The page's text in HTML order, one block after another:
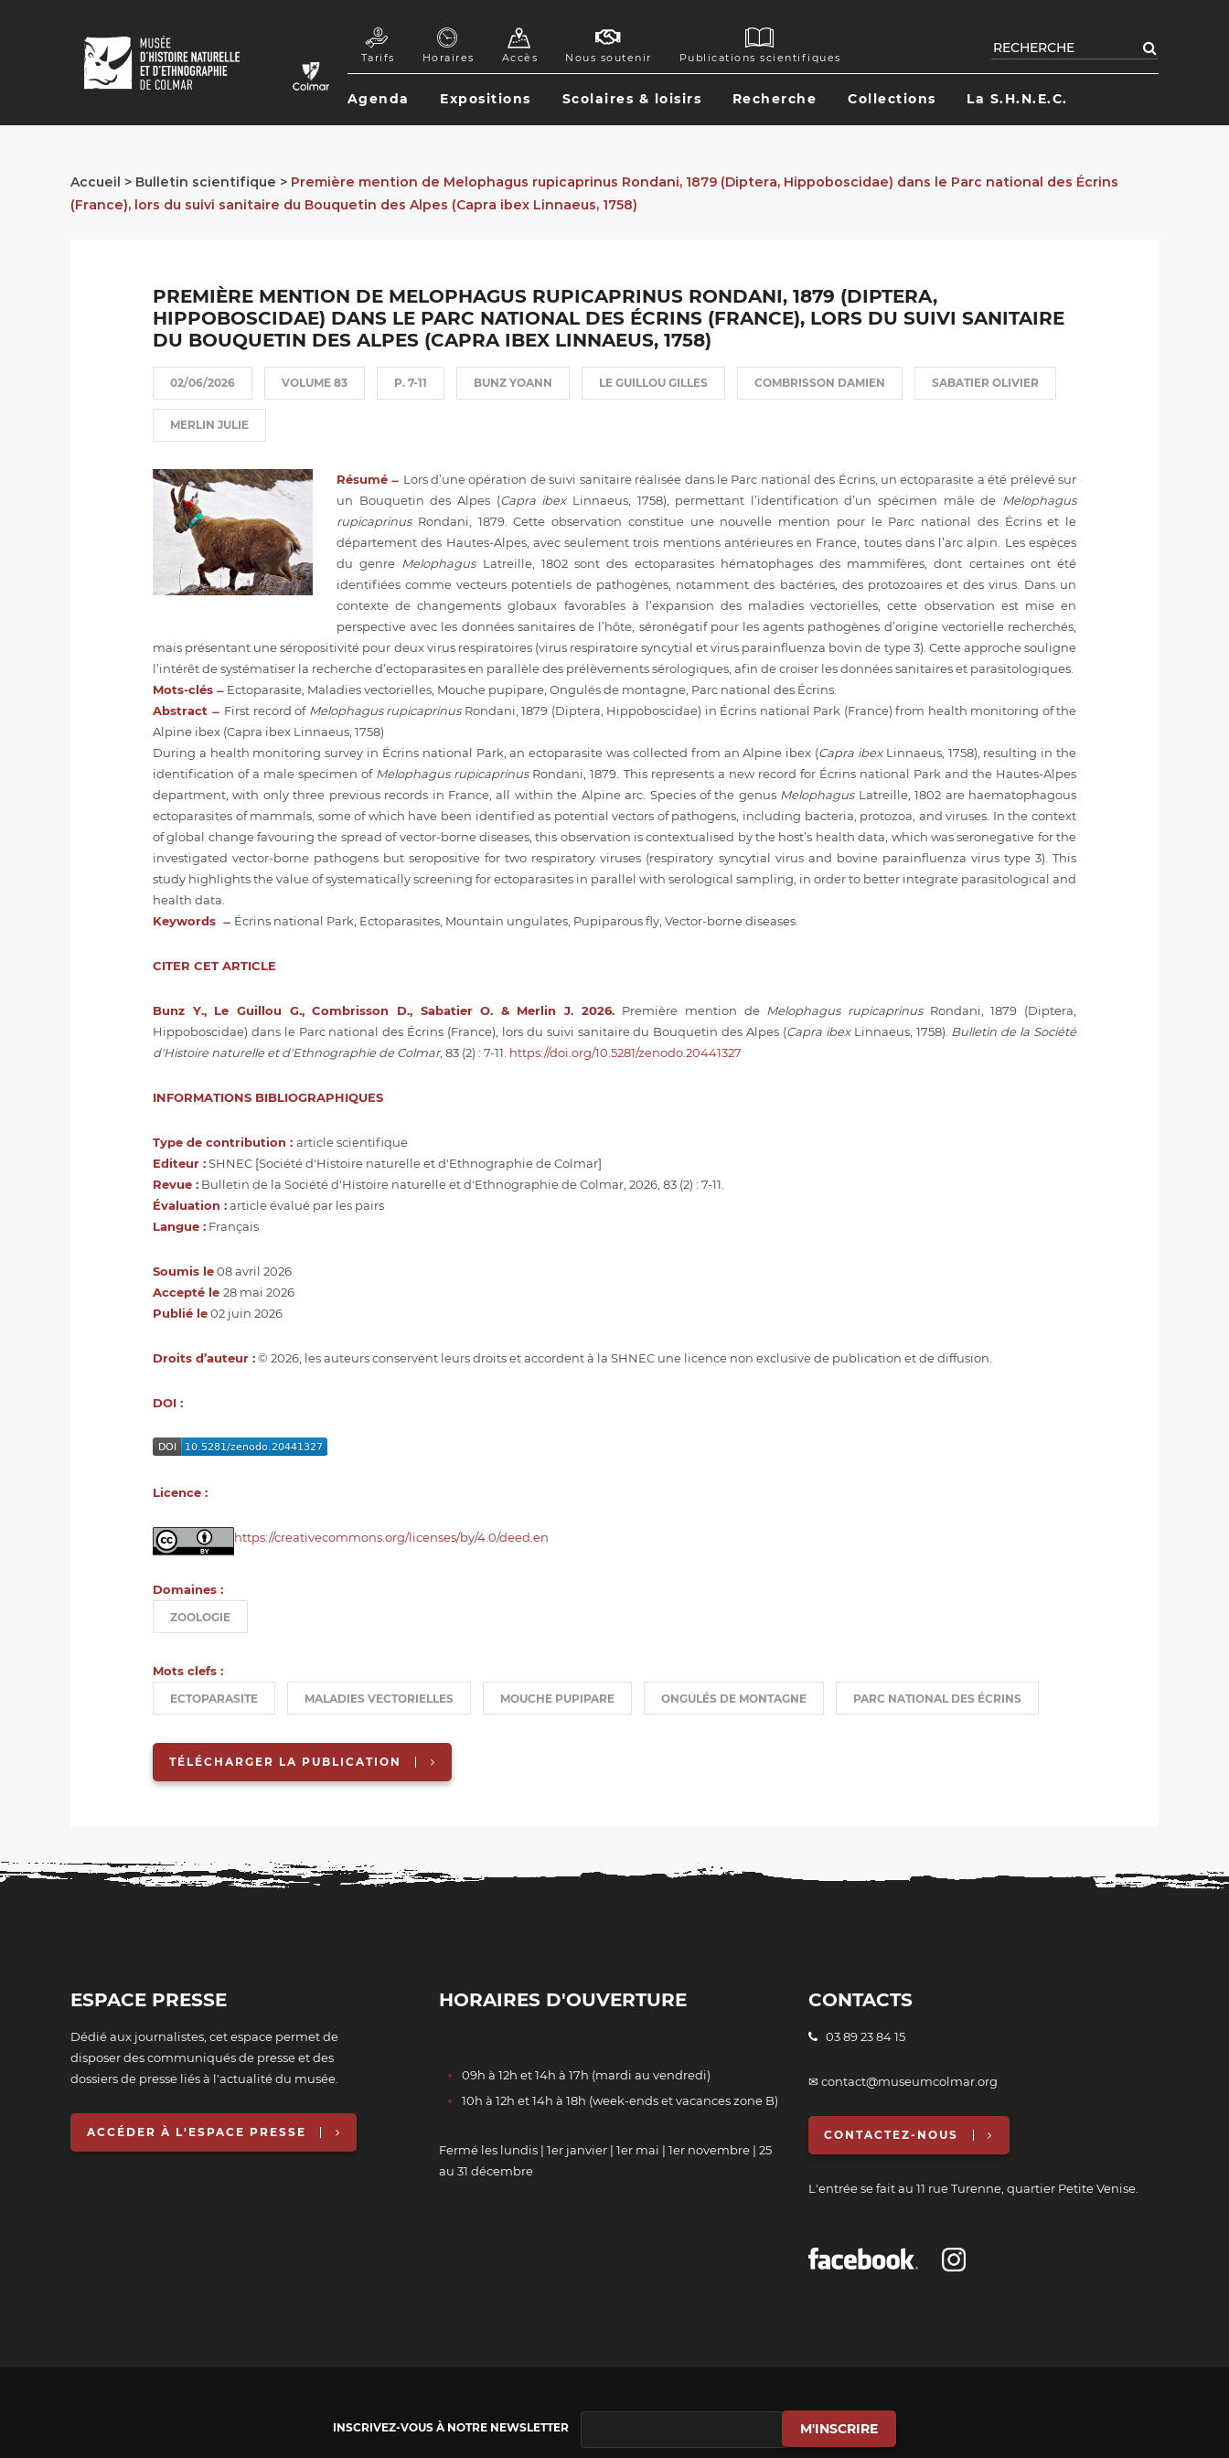
NAVIGATION
SECONDAIRE
Tarifs Horaires Accès Nous soutenir Publications scientifiques
Rechercher
NAVIGATION
Agenda Expositions Scolaires & loisirs Recherche Collections La S.H.N.E.C.
FIL
Accueil Bulletin scientifique
Première mention de Melophagus rupicaprinus Rondani, 1879 (Diptera, Hippoboscidae) dans le Parc national des Écrins
(France), lors du suivi sanitaire du Bouquetin des Alpes (Capra ibex Linnaeus, 1758)
PREMIÈRE MENTION DE MELOPHAGUS RUPICAPRINUS RONDANI, 1879 (DIPTERA,
HIPPOBOSCIDAE) DANS LE PARC NATIONAL DES ÉCRINS (FRANCE), LORS DU SUIVI SANITAIRE
DU BOUQUETIN DES ALPES (CAPRA IBEX LINNAEUS, 1758)
02/06/2026 VOLUME 83 P. 7-11 BUNZ YOANN LE GUILLOU GILLES COMBRISSON DAMIEN SABATIER OLIVIER
MERLIN JULIE
Résumé ̶ Lors d’une opération de suivi sanitaire réalisée dans le Parc national des Écrins, un ectoparasite a été prélevé sur
un Bouquetin des Alpes (Capra ibexLinnaeus, 1758), permettant l’identification d’un spécimen mâle de Melophagus
rupicaprinusRondani, 1879. Cette observation constitue une nouvelle mention pour le Parc national des Écrins et le
département des Hautes-Alpes, avec seulement trois mentions antérieures en France, toutes dans l’arc alpin. Les espèces
du genre Melophagus Latreille, 1802 sont des ectoparasites hématophages des mammifères, dont certaines ont été
identifiées comme vecteurs potentiels de pathogènes, notamment des bactéries, des protozoaires et des virus. Dans un
contexte de changements globaux favorables à l’expansion des maladies vectorielles, cette observation est mise en
perspective avec les données sanitaires de l’hôte, séronégatif pour les agents pathogènes d’origine vectorielle recherchés,
mais présentant une séropositivité pour deux virus respiratoires (virus respiratoire syncytial et virus parainfluenza bovin de type 3). Cette approche souligne
l’intérêt de systématiser la recherche d’ectoparasites en parallèle des prélèvements sérologiques, afin de croiser les données sanitaires et parasitologiques.
Mots-clés ̶ Ectoparasite, Maladies vectorielles, Mouche pupipare, Ongulés de montagne, Parc national des Écrins.
Abstract ̶ First record of Melophagus rupicaprinus Rondani, 1879 (Diptera, Hippoboscidae) in Écrins national Park (France) from health monitoring of the
Alpine ibex (Capra ibex Linnaeus, 1758)
During a health monitoring survey in Écrins national Park, an ectoparasite was collected from an Alpine ibex (Capra ibexLinnaeus, 1758), resulting in the
identification of a male specimen of Melophagus rupicaprinusRondani, 1879. This represents a new record for Écrins national Park and the Hautes-Alpes
department, with only three previous records in France, all within the Alpine arc. Species of the genus Melophagus Latreille, 1802 are haematophagous
ectoparasites of mammals, some of which have been identified as potential vectors of pathogens, including bacteria, protozoa, and viruses. In the context
of global change favouring the spread of vector-borne diseases, this observation is contextualised by the host’s health data, which was seronegative for the
investigated vector-borne pathogens but seropositive for two respiratory viruses (respiratory syncytial virus and bovine parainfluenza virus type 3). This
study highlights the value of systematically screening for ectoparasites in parallel with serological sampling, in order to better integrate parasitological and
health data.
Keywords ̶ Écrins national Park, Ectoparasites, Mountain ungulates, Pupiparous fly, Vector-borne diseases.
CITER CET ARTICLE
Bunz Y., Le Guillou G., Combrisson D., Sabatier O. & Merlin J. 2026. Première mention de Melophagus rupicaprinusRondani, 1879 (Diptera,
Hippoboscidae) dans le Parc national des Écrins (France), lors du suivi sanitaire du Bouquetin des Alpes (Capra ibexLinnaeus, 1758). Bulletin de la Société
d'Histoire naturelle et d'Ethnographie de Colmar, 83 (2) : 7-11. https://doi.org/10.5281/zenodo.20441327
INFORMATIONS BIBLIOGRAPHIQUES
Type de contribution : article scientifique
Editeur :SHNEC [Société d'Histoire naturelle et d'Ethnographie de Colmar]
Revue : Bulletin de la Société d'Histoire naturelle et d'Ethnographie de Colmar, 2026, 83 (2) : 7-11.
Évaluation :article évalué par les pairs
Langue : Français
Soumis le08 avril 2026
Accepté le 28 mai 2026
Publié le02 juin 2026
Droits d’auteur :© 2026, les auteurs conservent leurs droits et accordent à la SHNEC une licence non exclusive de publication et de diffusion.
DOI :
Licence :
https://creativecommons.org/licenses/by/4.0/deed.en
Domaines :
ZOOLOGIE
Mots clefs :
ECTOPARASITE MALADIES VECTORIELLES MOUCHE PUPIPARE ONGULÉS DE MONTAGNE PARC NATIONAL DES ÉCRINS
TÉLÉCHARGER LA PUBLICATION
ESPACE PRESSE
Dédié aux journalistes, cet espace permet de
disposer des communiqués de presse et des
dossiers de presse liés à l'actualité du musée.
ACCÉDER À L'ESPACE PRESSE
HORAIRES D'OUVERTURE
09h à 12h et 14h à 17h (mardi au vendredi)
10h à 12h et 14h à 18h (week-ends et vacances zone B)
Fermé les lundis | 1er janvier | 1er mai | 1er novembre | 25
au 31 décembre
CONTACTS
03 89 23 84 15
✉ contact@museumcolmar.org
CONTACTEZ-NOUS
L'entrée se fait au 11 rue Turenne, quartier Petite Venise.
INSCRIVEZ-VOUS À NOTRE NEWSLETTER